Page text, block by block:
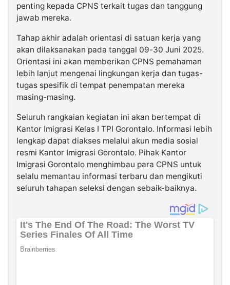
penting kepada CPNS terkait tugas dan tanggung
jawab mereka.
Tahap akhir adalah orientasi di satuan kerja yang
akan dilaksanakan pada tanggal 09-30 Juni 2025.
Orientasi ini akan memberikan CPNS pemahaman
lebih lanjut mengenai lingkungan kerja dan tugas-
tugas spesifik di tempat penempatan mereka
masing-masing.
Seluruh rangkaian kegiatan ini akan bertempat di
Kantor Imigrasi Kelas I TPI Gorontalo. Informasi lebih
lengkap dapat diakses melalui akun media sosial
resmi Kantor Imigrasi Gorontalo. Pihak Kantor
Imigrasi Gorontalo menghimbau para CPNS untuk
selalu memantau informasi terbaru dan mengikuti
seluruh tahapan seleksi dengan sebaik-baiknya.